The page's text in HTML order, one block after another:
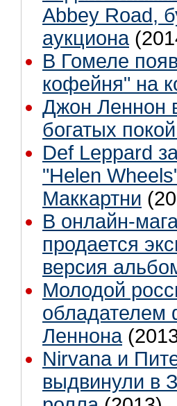
Abbey Road,
аукциона
В Гомеле
кофейня" на
Джон Леннон
богатых
Def Leppard
"Helen
Маккартни
В онлайн-
продается
версия
Молодой
обладателем
Леннона
Nirvana и
выдвинули в